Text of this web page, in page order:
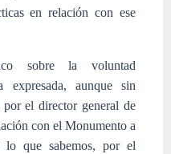
en relación con ese
sobre la voluntad
expresada, aunque sin
el director general de
con el Monumento a
que sabemos, por el